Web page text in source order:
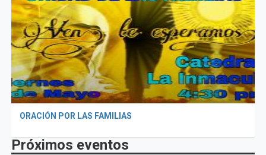
ORACIÓN POR LAS FAMILIAS
Próximos eventos